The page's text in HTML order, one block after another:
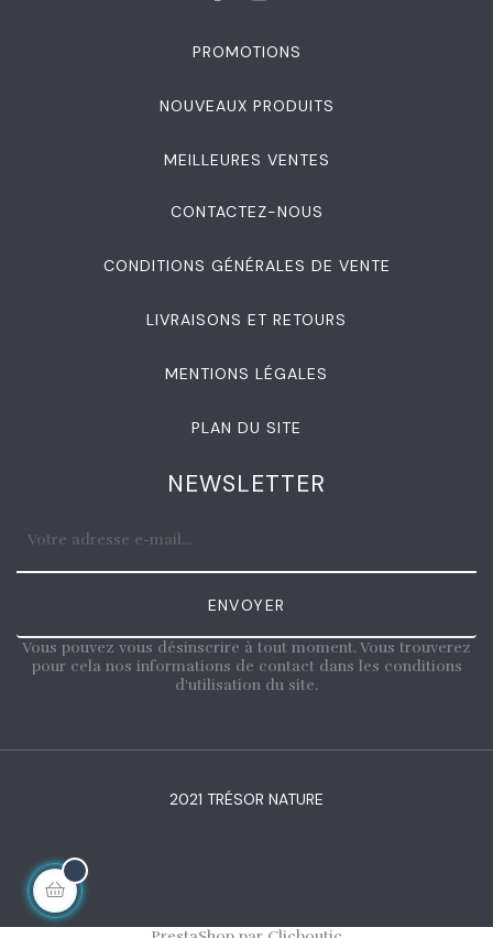
PROMOTIONS
NOUVEAUX PRODUITS
MEILLEURES VENTES
CONTACTEZ-NOUS
CONDITIONS GÉNÉRALES DE VENTE
LIVRAISONS ET RETOURS
MENTIONS LÉGALES
PLAN DU SITE
NEWSLETTER
ENVOYER
Vous pouvez vous désinscrire à tout moment. Vous trouverez
pour cela nos informations de contact dans les conditions
d'utilisation du site.
2021 TRÉSOR NATURE